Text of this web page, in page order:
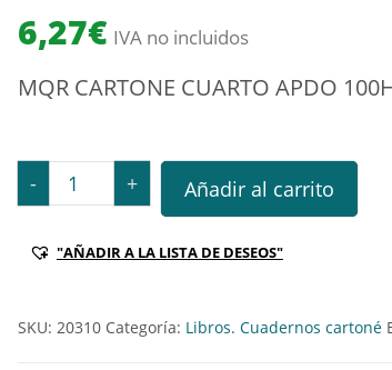
6,27€ IVA no incluidos
MQR CARTONE CUARTO APDO
- MQR CARTONE CUARTO APDO 100H -CTAS/
+ Añadir al carrito
"AÑADIR A LA LISTA DE DESEOS"
SKU: 20310 Categoría: Libros. Cuadernos cartoné